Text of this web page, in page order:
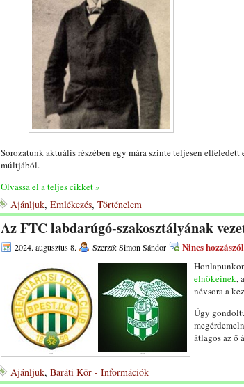
Sorozatunk aktuális részében egy mára szinte teljesen elfeledett
múltjából.
Olvassa el a teljes cikket »
Ajánljuk, Emlékezés, Történelem
Az FTC labdarúgó-szakosztályának
2024. augusztus 8. Szerző: Simon Sándor Nincs
elnökeinek,
névsora a
Úgy
átlagos az ő
Ajánljuk, Baráti Kör - Információk